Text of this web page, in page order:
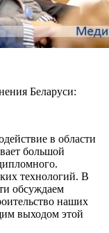
Беларуси:
в области
большой
технологий. В
обсуждаем
наших
выходом этой